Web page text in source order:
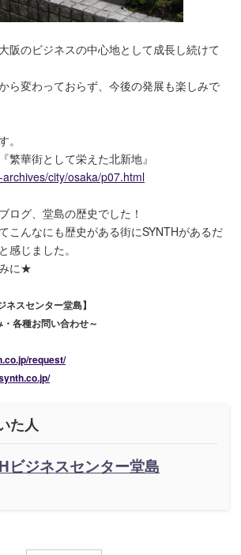
阪のビジネスの中心地として成長し続けて
ら変わっておらず、今後の発展も楽しみで
繁華街として栄えた北新地』
city/osaka/p07.html
ログ、堂島の歴史でした！
こんなにも歴史がある街にSYNTHがあるだ
感じました。
に★
ネスセンター堂島】
各種お問い合わせ～
request/
た人
ビジネスセンター堂島